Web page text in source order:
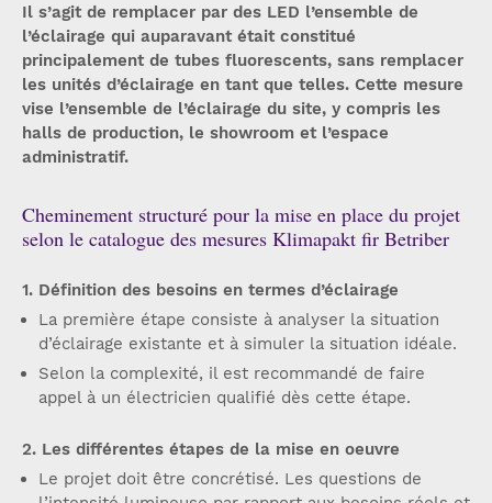
Il s’agit de remplacer par des LED l’ensemble de
l’éclairage qui auparavant était constitué
principalement de tubes fluorescents, sans remplacer
les unités d’éclairage en tant que telles. Cette mesure
vise l’ensemble de l’éclairage du site, y compris les
halls de production, le showroom et l’espace
administratif.
Cheminement structuré pour la mise en place du projet
selon le catalogue des mesures Klimapakt fir Betriber
1. Définition des besoins en termes d’éclairage 
La première étape consiste à analyser la situation
d’éclairage existante et à simuler la situation idéale.
Selon la complexité, il est recommandé de faire
appel à un électricien qualifié dès cette étape.
2. Les différentes étapes de la mise en oeuvre 
Le projet doit être concrétisé. Les questions de